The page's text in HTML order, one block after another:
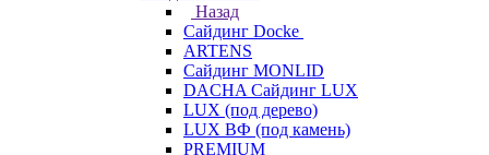
Назад
Сайдинг Docke
ARTENS
Cайдинг MONLID
DACHA Сайдинг LUX
LUX (под дерево)
LUX ВФ (под камень)
PREMIUM